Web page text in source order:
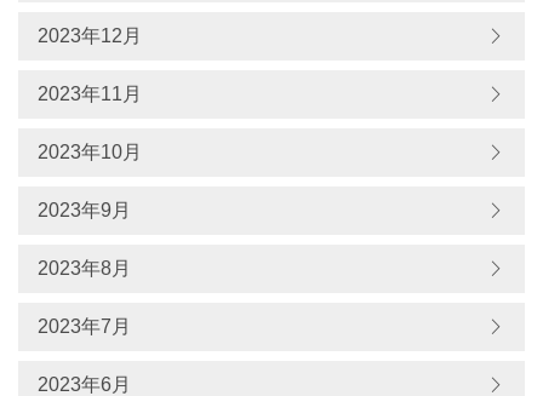
2023年12月
2023年11月
2023年10月
2023年9月
2023年8月
2023年7月
2023年6月